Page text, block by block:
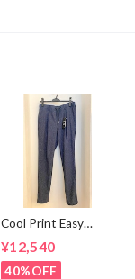
Cool Print Easy
¥12,540
40%OFF